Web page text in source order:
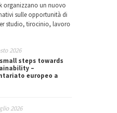
organizzano un nuovo
sulle opportunità di
studio, tirocinio, lavoro
2026
steps towards
–
europeo a
2026